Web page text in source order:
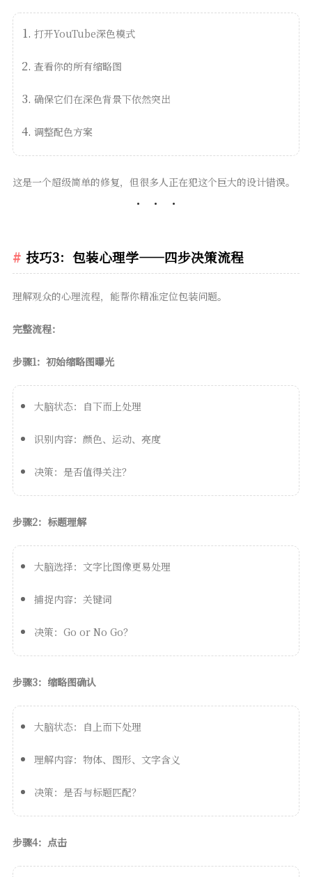
打开YouTube深色模式
查看你的所有缩略图
确保它们在深色背景下依然突出
调整配色方案
这是一个超级简单的修复，但很多人正在犯这个巨大的设计错误。
技巧3：包装心理学——四步决策流程
理解观众的心理流程，能帮你精准定位包装问题。
完整流程：
步骤1：初始缩略图曝光
大脑状态：自下而上处理
识别内容：颜色、运动、亮度
决策：是否值得关注？
步骤2：标题理解
大脑选择：文字比图像更易处理
捕捉内容：关键词
决策：Go or No Go？
步骤3：缩略图确认
大脑状态：自上而下处理
理解内容：物体、图形、文字含义
决策：是否与标题匹配？
步骤4：点击